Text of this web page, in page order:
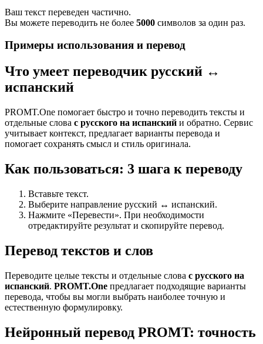
Ваш текст переведен частично.
Вы можете переводить не более 5000 символов за один раз.
Примеры использования и перевод
Что умеет переводчик русский ↔
испанский
PROMT.One помогает быстро и точно переводить тексты и
отдельные слова с русского на испанский и обратно. Сервис
учитывает контекст, предлагает варианты перевода и
помогает сохранять смысл и стиль оригинала.
Как пользоваться: 3 шага к переводу
Вставьте текст.
Выберите направление русский ↔ испанский.
Нажмите «Перевести». При необходимости
отредактируйте результат и скопируйте перевод.
Перевод текстов и слов
Переводите целые тексты и отдельные слова с русского на
испанский. PROMT.One предлагает подходящие варианты
перевода, чтобы вы могли выбрать наиболее точную и
естественную формулировку.
Нейронный перевод PROMT: точность